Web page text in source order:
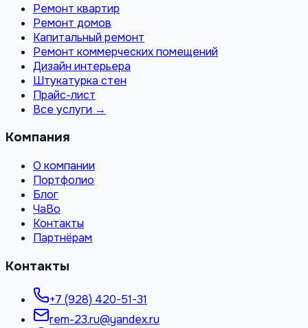
Ремонт квартир
Ремонт домов
Капитальный ремонт
Ремонт коммерческих помещений
Дизайн интерьера
Штукатурка стен
Прайс-лист
Все услуги →
Компания
О компании
Портфолио
Блог
ЧаВо
Контакты
Партнёрам
Контакты
+7 (928) 420-51-31
rem-23.ru@yandex.ru